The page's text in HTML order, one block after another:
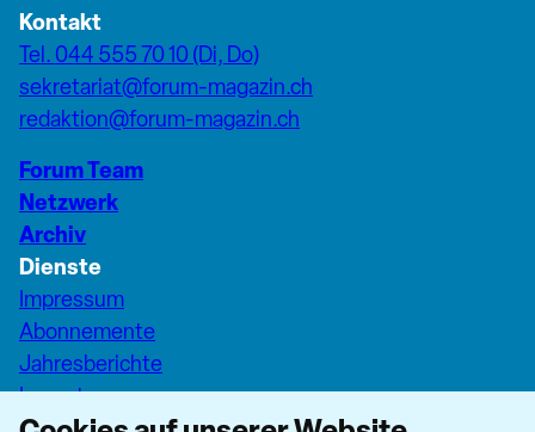
Kontakt
Tel. 044 555 70 10 (Di, Do)
sekretariat@forum-magazin.ch
redaktion@forum-magazin.ch
Forum Team
Netzwerk
Archiv
Dienste
Impressum
Abonnemente
Jahresberichte
Inserate